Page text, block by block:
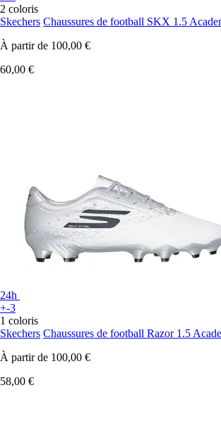
2 coloris
Skechers Chaussures de football SKX 1.5
À partir de 100,00 €
60,00 €
24h
+-3
1 coloris
Skechers Chaussures de football Razor 1.5
À partir de 100,00 €
58,00 €